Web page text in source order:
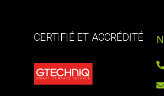
CERTIFIÉ ET ACCRÉDITÉ